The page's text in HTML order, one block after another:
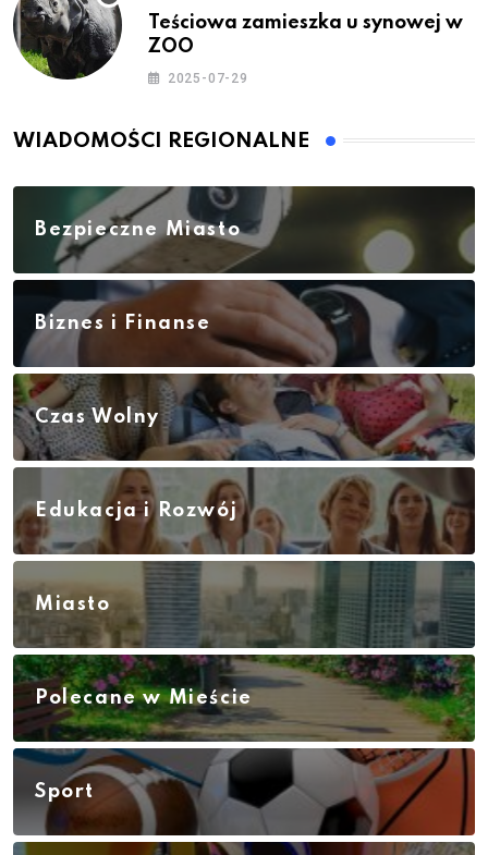
Teściowa zamieszka u synowej w
ZOO
2025-07-29
WIADOMOŚCI REGIONALNE
Bezpieczne Miasto
Biznes i Finanse
Czas Wolny
Edukacja i Rozwój
Miasto
Polecane w Mieście
Sport